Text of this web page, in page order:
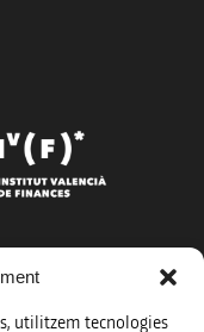
utilitzem tecnologies